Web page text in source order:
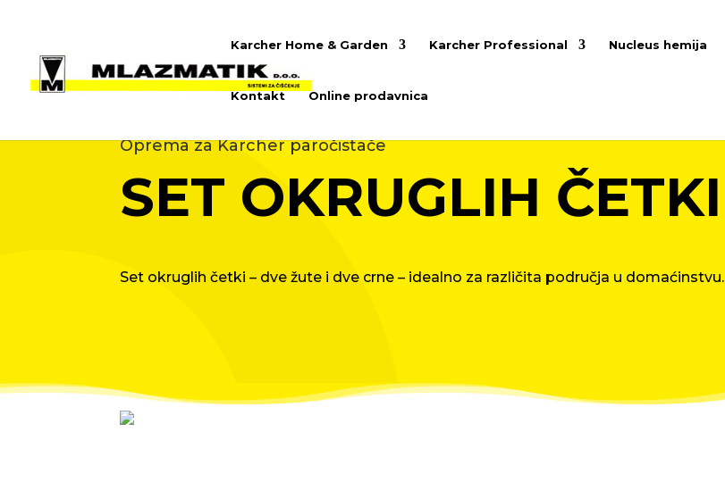
Karcher Home & Garden Karcher Professional Nucleus hemija
Kontakt Online prodavnica
Oprema za Karcher paročistače
SET OKRUGLIH ČETKI
Set okruglih četki – dve žute i dve crne – idealno za različita područja u domaćinstvu.